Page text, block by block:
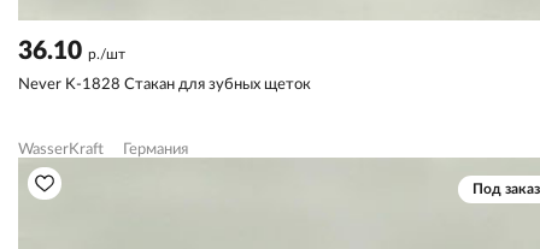
36.10 р./шт
Never K-1828 Стакан для зубных щеток
WasserKraft Германия
Под заказ